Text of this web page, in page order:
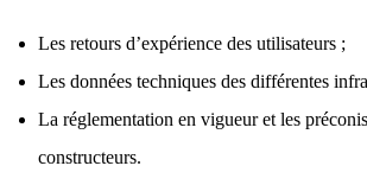
Les retours d’expérience des utilisateurs ;
Les données techniques des différentes
La réglementation en vigueur et les
constructeurs.